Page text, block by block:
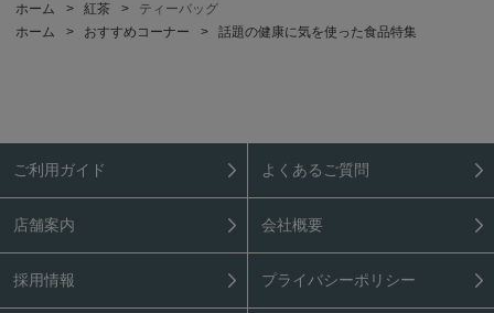
ホーム > 紅茶 >
ティーバッグ
ホーム
> おすすめコーナー > 話題の健康に気を使った食品特集
ご利用ガイド よくあるご質問
店舗案内 会社概要
採用情報 プライバシーポリシー